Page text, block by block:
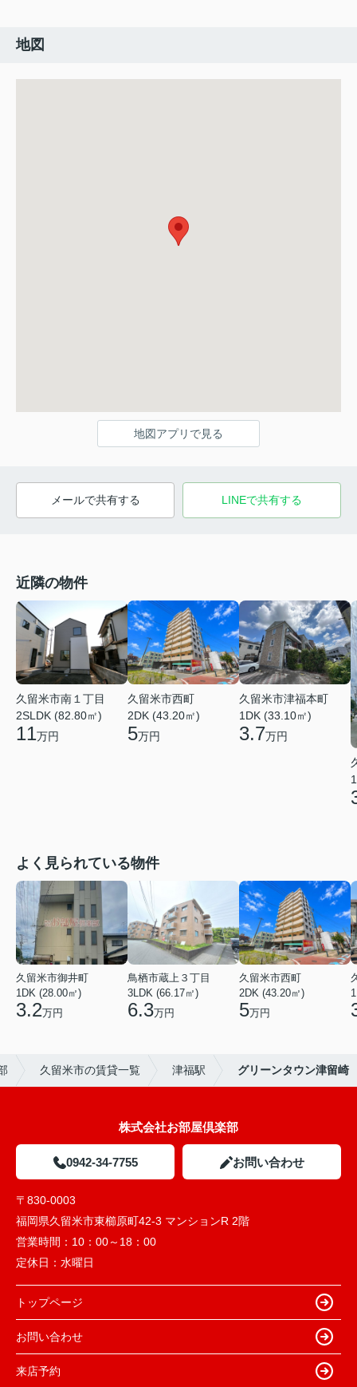
地図
地図アプリで見る
メールで共有する LINEで共有する
近隣の物件
久留米市南１丁目
2SLDK (82.80㎡)
11万円
久留米市西町
2DK (43.20㎡)
5万円
久留米市津福本町
1DK (33.10㎡)
3.7万円
よく見られている物件
久留米市御井町
1DK (28.00㎡)
3.2万円
鳥栖市蔵上３丁目
3LDK (66.17㎡)
6.3万円
久留米市西町
2DK (43.20㎡)
5万円
久留米市の賃貸一覧 津福駅 グリーンタウン津留崎
株式会社お部屋倶楽部
0942-34-7755 お問い合わせ
〒830-0003
福岡県久留米市東櫛原町42-3 マンションR 2階
営業時間： 10：00～18：00
定休日： 水曜日
トップページ
お問い合わせ
来店予約